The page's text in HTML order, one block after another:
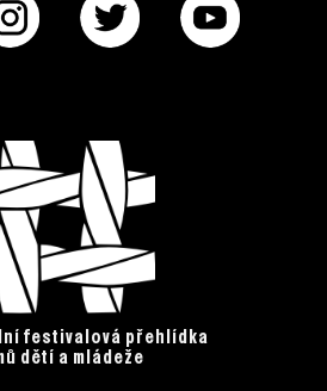
festivalová přehlídka
dětí a mládeže